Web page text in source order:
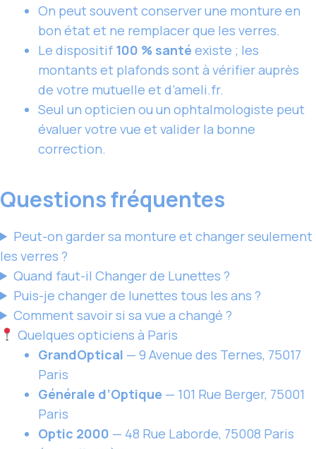
On peut souvent conserver une monture en
bon état et ne remplacer que les verres.
Le dispositif 100 % santé existe ; les
montants et plafonds sont à vérifier auprès
de votre mutuelle et d’ameli.fr.
Seul un opticien ou un ophtalmologiste peut
évaluer votre vue et valider la bonne
correction.
Questions fréquentes
Peut-on garder sa monture et changer seulement
les verres ?
Quand faut-ilChanger de Lunettes ?
Puis-je changer de lunettes tous les ans ?
Comment savoir si sa vue a changé ?
Quelques opticiens à Paris
GrandOptical — 9 Avenue des Ternes, 75017
Paris
Générale d’Optique — 101 Rue Berger, 75001
Paris
Optic 2000 — 48 Rue Laborde, 75008 Paris